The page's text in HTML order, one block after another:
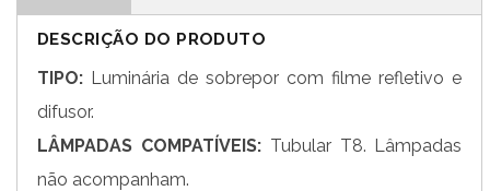
DESCRIÇÃO DO PRODUTO
TIPO: Luminária de sobrepor com filme refletivo e
difusor.
LÂMPADAS COMPATÍVEIS:Tubular T8. Lâmpadas
não acompanham.